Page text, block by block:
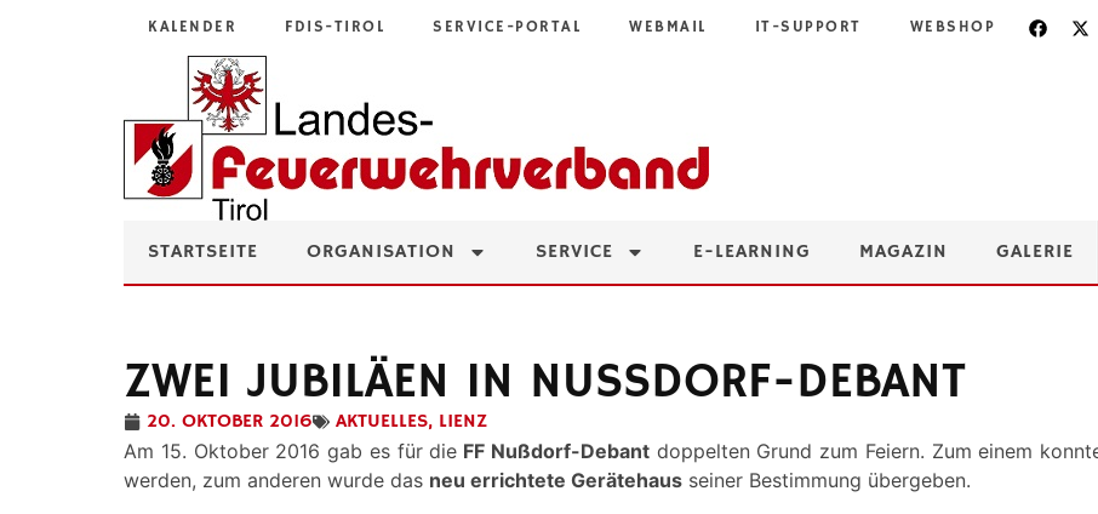
KALENDER FDIS-TIROL SERVICE-PORTAL WEBMAIL IT-SUPPORT WEBSHOP
STARTSEITE ORGANISATION SERVICE E-LEARNING MAGAZIN GALERIE
ZWEI JUBILÄEN IN NUSSDORF-DEBANT
20. OKTOBER 2016 AKTUELLES, LIENZ
Am 15. Oktober 2016 gab es für die FF Nußdorf-Debantdoppelten Grund zum Feiern. Zum einem
werden, zum anderen wurde das neu errichtete Gerätehaus seiner Bestimmung übergeben.